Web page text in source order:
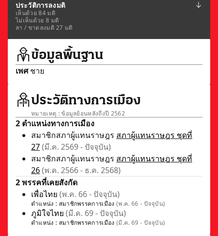
ประวัติการลงมติ
เห็นด้วย 84 มติ
ไม่เห็นด้วย 8 มติ
ลา / ขาดลงมติ 27 มติ
ข้อมูลพื้นฐาน
เพศชาย
ประวัติทางการเมือง
หมายเหตุ : ข้อมูลย้อนหลังถึงปี 2562
2 ตำแหน่งทางการเมือง
สมาชิกสภาผู้แทนราษฎร สภาผู้แทนราษฎร ชุดที่
27(มี.ค. 2569 - ปัจจุบัน)
สมาชิกสภาผู้แทนราษฎร สภาผู้แทนราษฎร ชุดที่
26(พ.ค. 2566 - ธ.ค. 2568)
2 พรรคที่เคยสังกัด
เพื่อไทย (พ.ค. 66 - ปัจจุบัน)
ตำแหน่ง : สมาชิกพรรคการเมือง(พ.ค. 66 - ปัจจุบัน)
ภูมิใจไทย (มี.ค. 69 - ปัจจุบัน)
ตำแหน่ง : สมาชิกพรรคการเมือง(มี.ค. 69 - ปัจจุบัน)